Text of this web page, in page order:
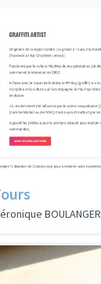
BOULANGER